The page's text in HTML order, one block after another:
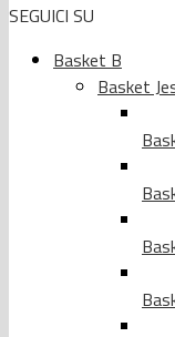
SEGUICI SU
Basket B
Basket